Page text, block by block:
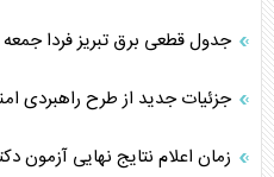
جدول قطعی برق تبریز فردا جمعه ۱۶ مرداد ۱۴۰۵ + نحوه استعلام
جزئیات جدید از طرح راهبردی
زمان اعلام نتایج نهایی آزمون دکتری